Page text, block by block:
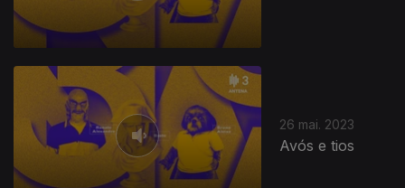
26 mai. 2023
Avós e tios
692705